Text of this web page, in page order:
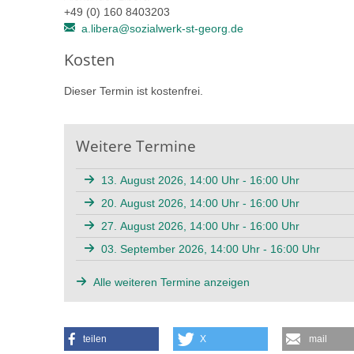
+49 (0) 160 8403203
a.libera@sozialwerk-st-georg.de
Kosten
Dieser Termin ist kostenfrei.
Weitere Termine
13. August 2026, 14:00 Uhr - 16:00 Uhr
20. August 2026, 14:00 Uhr - 16:00 Uhr
27. August 2026, 14:00 Uhr - 16:00 Uhr
03. September 2026, 14:00 Uhr - 16:00 Uhr
Alle weiteren Termine anzeigen
teilen X mail